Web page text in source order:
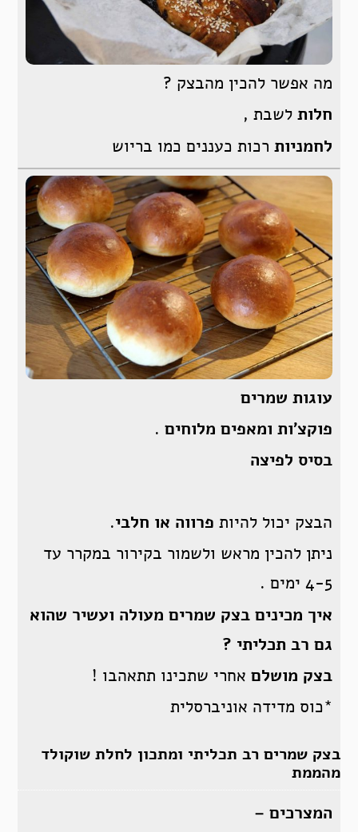
מה אפשר להכין מהבצק ?
חלות לשבת ,
לחמניות רכות כעננים כמו בריוש
עוגות שמרים
פוקצ’ות ומאפים מלוחים .
בסיס לפיצה
הבצק יכול להיות פרווה או חלבי.
ניתן להכין מראש ולשמור בקירור במקרר עד
4-5 ימים .
איך מכינים בצק שמרים מעולה ועשיר שהוא
גם רב תכליתי ?
בצק מושלם אחרי שתכינו תתאהבו !
*כוס מדידה אוניברסלית
בצק שמרים רב תכליתי ומתכון לחלת שוקולד
מהממת
המצרכים –